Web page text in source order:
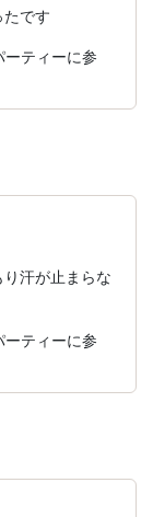
です
ティーに参
汗が止まらな
ティーに参